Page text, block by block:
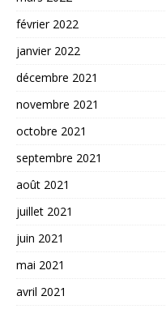
février 2022
janvier 2022
décembre 2021
novembre 2021
octobre 2021
septembre 2021
août 2021
juillet 2021
juin 2021
mai 2021
avril 2021